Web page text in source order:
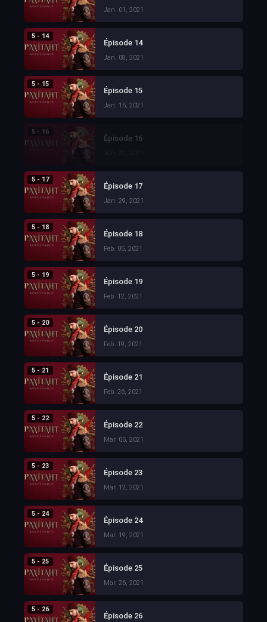
Jan. 01, 2021
5 - 14
Épisode 14
Jan. 08, 2021
5 - 15
Épisode 15
Jan. 15, 2021
5 - 16
Épisode 16
5 - 17
Épisode 17
Jan. 29, 2021
5 - 18
Épisode 18
Feb. 05, 2021
5 - 19
Épisode 19
Feb. 12, 2021
5 - 20
Épisode 20
Feb. 19, 2021
5 - 21
Épisode 21
Feb. 26, 2021
5 - 22
Épisode 22
Mar. 05, 2021
5 - 23
Épisode 23
Mar. 12, 2021
5 - 24
Épisode 24
Mar. 19, 2021
5 - 25
Épisode 25
Mar. 26, 2021
5 - 26
Épisode 26